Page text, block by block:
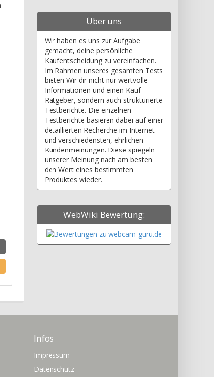
Über uns
Wir haben es uns zur Aufgabe
gemacht, deine persönliche
Kaufentscheidung zu vereinfachen.
Im Rahmen unseres gesamten Tests
bieten Wir dir nicht nur wertvolle
Informationen und einen Kauf
Ratgeber, sondern auch strukturierte
Testberichte. Die einzelnen
Testberichte basieren dabei auf einer
detaillierten Recherche im Internet
und verschiedensten, ehrlichen
Kundenmeinungen. Diese spiegeln
unserer Meinung nach am besten
den Wert eines bestimmten
Produktes wieder.
WebWiki Bewertung:
Infos
Impressum
Datenschutz